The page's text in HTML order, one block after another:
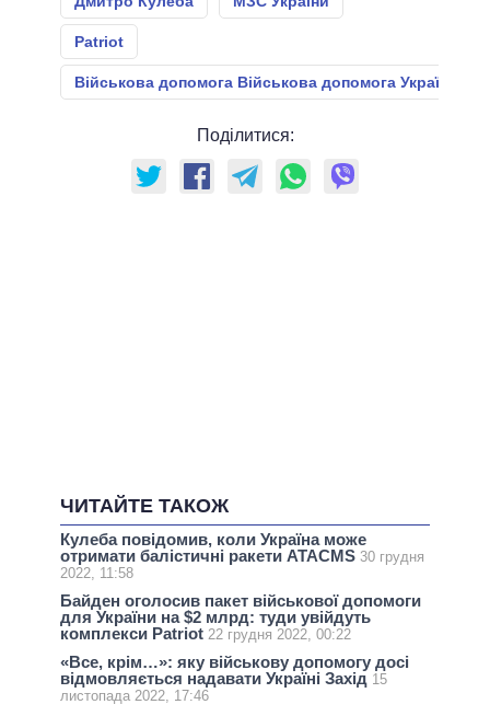
Patriot
Військова допомога Військова допомога Україні
Поділитися:
ЧИТАЙТЕ ТАКОЖ
Кулеба повідомив, коли Україна може
отримати балістичні ракети ATACMS 30 грудня
2022, 11:58
Байден оголосив пакет військової допомоги
для України на $2 млрд: туди увійдуть
комплекси Patriot 22 грудня 2022, 00:22
«Все, крім…»: яку військову допомогу досі
відмовляється надавати Україні Захід 15
листопада 2022, 17:46